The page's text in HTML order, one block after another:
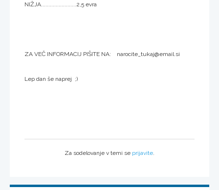
NIŽJA........................2,5 evra
ZA VEČ INFORMACIJ PIŠITE NA: narocite_tukaj@email.si
Lep dan še naprej ;)
Za sodelovanje v temi se prijavite